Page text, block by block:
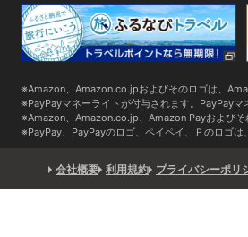
Amazon、Amazon.co.jpおよびそのロゴは、
PayPayマネーライトが付与されます。PayPayマ
Amazon、Amazon.co.jp、Amazon Payおよび
PayPay、PayPayのロゴ、ペイペイ、Ｐのロゴ
会社概要 利用規約 プライバシーポリ